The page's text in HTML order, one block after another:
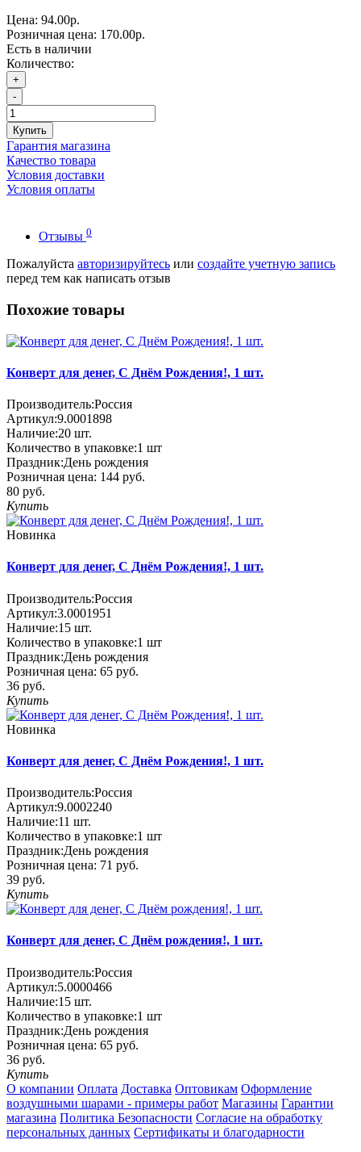
Цена: 94.00р.
Розничная цена: 170.00р.
Есть в наличии
Количество:
+
-
Купить
Гарантия магазина
Качество товара
Условия доставки
Условия оплаты
Отзывы 0
Пожалуйста авторизируйтесь или создайте учетную запись
перед тем как написать отзыв
Похожие товары
Конверт для денег, C Днём Рождения!, 1 шт.
Производитель:Россия
Артикул:9.0001898
Наличие:20 шт.
Количество в упаковке:1 шт
Праздник:День рождения
Розничная цена: 144 руб.
80 руб.
Купить
Новинка
Конверт для денег, C Днём Рождения!, 1 шт.
Производитель:Россия
Артикул:3.0001951
Наличие:15 шт.
Количество в упаковке:1 шт
Праздник:День рождения
Розничная цена: 65 руб.
36 руб.
Купить
Новинка
Конверт для денег, C Днём Рождения!, 1 шт.
Производитель:Россия
Артикул:9.0002240
Наличие:11 шт.
Количество в упаковке:1 шт
Праздник:День рождения
Розничная цена: 71 руб.
39 руб.
Купить
Конверт для денег, C Днём рождения!, 1 шт.
Производитель:Россия
Артикул:5.0000466
Наличие:15 шт.
Количество в упаковке:1 шт
Праздник:День рождения
Розничная цена: 65 руб.
36 руб.
Купить
О компании Оплата Доставка Оптовикам Оформление
воздушными шарами - примеры работ Магазины Гарантии
магазина Политика Безопасности Согласие на обработку
персональных данных Сертификаты и благодарности